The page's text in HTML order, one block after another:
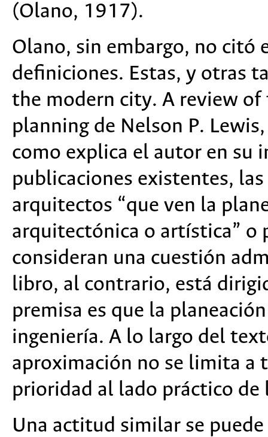
(Olano, 1917).
Olano, sin embargo, no citó
definiciones. Estas, y otras
the modern city. A review
planning de Nelson P.
como explica el autor en su
publicaciones existentes,
arquitectos “que ven la
arquitectónica o artística” o
consideran una cuestión
libro, al contrario, está
premisa es que la
ingeniería. A lo largo del
aproximación no se limita a
prioridad al lado práctico de
Una actitud similar se